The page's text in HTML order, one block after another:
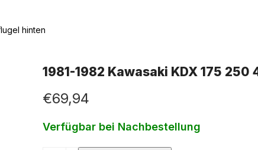
hinten
1981-1982 Kawasaki KDX 175
€69,94
Verfügbar bei Nachbestellung